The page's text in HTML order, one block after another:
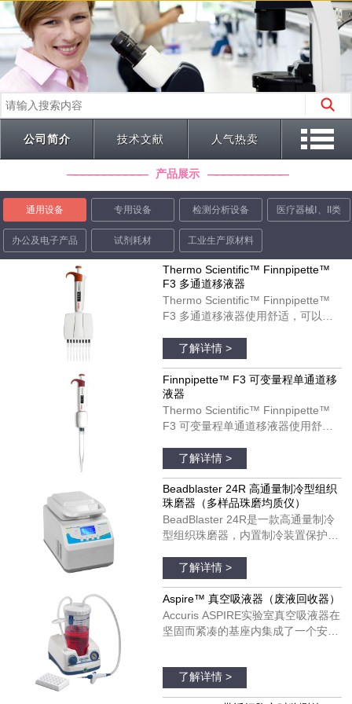
公司简介 技术文献 人气热卖
产品展示
通用设备 专用设备 检测分析设备 医疗器械Ⅰ、II类
办公及电子产品 试剂耗材 工业生产原材料
Thermo Scientific™ Finnpipette™
F3 多通道移液器
Thermo Scientific™ Finnpipette™
F3 多通道移液器使用舒适，可以在
识的宽型指状支托和人体工程学柄设
计可以改善您的移液体验。
Finnpipette F3 移液器可以用于单个
和多通道模具。货号：4660050；
4660010；4660020；4660040
了解详情 >
Finnpipette™ F3 可变量程单通道移
液器
Thermo Scientific™ Finnpipette™
F3 可变量程单通道移液器使用舒
作用。Finnpipette F3 移液器具有宽
阔的、支持彩色编码的指托和人机工
效学手柄设计。Finnpipette F3 移液
器可以用于单个和多通道模具。货
号：4640100；4640000；
4640010；4640020；4640030；
4640070；4640080
了解详情 >
Beadblaster 24R 高通量制冷型组织
珠磨器（多样品珠磨均质仪）
BeadBlaster 24R是一款高通量制冷
型组织珠磨器，内置制冷装置保护温
数珠磨器不同，BeadBlaster 24R具
有真正的、基于压缩机的制冷系统，
不需要干冰、液氮和空气供应。只需
设置所需的温度并预冷，温度将在整
个均质过程中维持低温，以保证样品
了解详情 >
Aspire™ 真空吸液器（废液回收器）
Accuris ASPIRE实验室真空吸液器在
坚固而紧凑的基座内集成了一个安
真空表。
了解详情 >